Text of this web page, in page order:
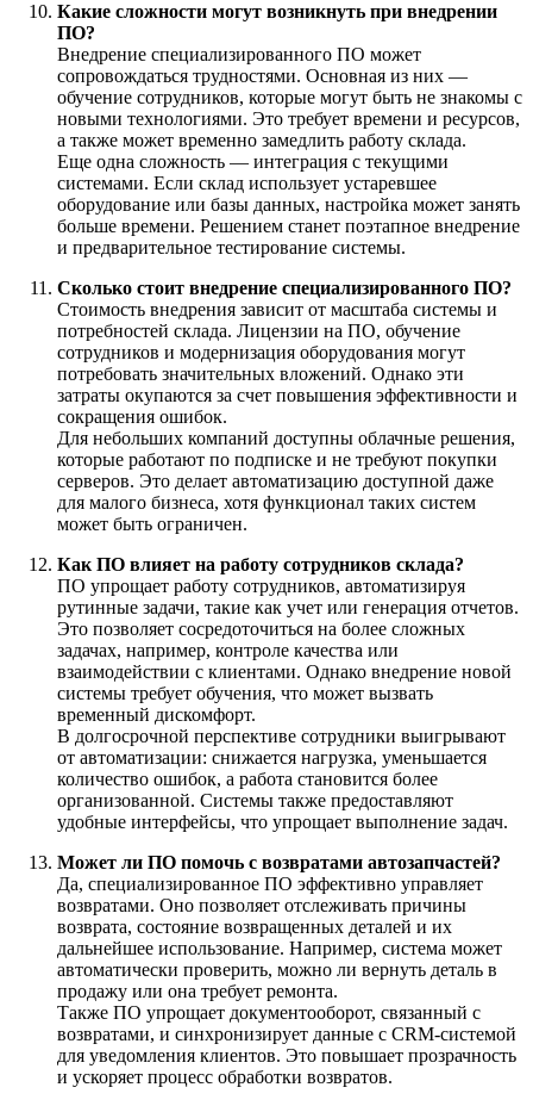
Какие сложности могут возникнуть при внедрении
ПО?
Внедрение специализированного ПО может
сопровождаться трудностями. Основная из них —
обучение сотрудников, которые могут быть не знакомы с
новыми технологиями. Это требует времени и ресурсов,
а также может временно замедлить работу склада.
Еще одна сложность — интеграция с текущими
системами. Если склад использует устаревшее
оборудование или базы данных, настройка может занять
больше времени. Решением станет поэтапное внедрение
и предварительное тестирование системы.
Сколько стоит внедрение специализированного ПО?
Стоимость внедрения зависит от масштаба системы и
потребностей склада. Лицензии на ПО, обучение
сотрудников и модернизация оборудования могут
потребовать значительных вложений. Однако эти
затраты окупаются за счет повышения эффективности и
сокращения ошибок.
Для небольших компаний доступны облачные решения,
которые работают по подписке и не требуют покупки
серверов. Это делает автоматизацию доступной даже
для малого бизнеса, хотя функционал таких систем
может быть ограничен.
Как ПО влияет на работу сотрудников склада?
ПО упрощает работу сотрудников, автоматизируя
рутинные задачи, такие как учет или генерация отчетов.
Это позволяет сосредоточиться на более сложных
задачах, например, контроле качества или
взаимодействии с клиентами. Однако внедрение новой
системы требует обучения, что может вызвать
временный дискомфорт.
В долгосрочной перспективе сотрудники выигрывают
от автоматизации: снижается нагрузка, уменьшается
количество ошибок, а работа становится более
организованной. Системы также предоставляют
удобные интерфейсы, что упрощает выполнение задач.
Может ли ПО помочь с возвратами автозапчастей?
Да, специализированное ПО эффективно управляет
возвратами. Оно позволяет отслеживать причины
возврата, состояние возвращенных деталей и их
дальнейшее использование. Например, система может
автоматически проверить, можно ли вернуть деталь в
продажу или она требует ремонта.
Также ПО упрощает документооборот, связанный с
возвратами, и синхронизирует данные с CRM-системой
для уведомления клиентов. Это повышает прозрачность
и ускоряет процесс обработки возвратов.